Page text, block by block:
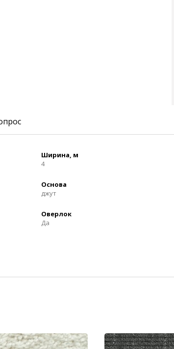
Ширина, м
4
Основа
джут
Оверлок
Да